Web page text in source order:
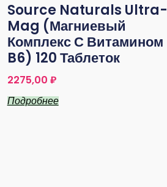
Source Naturals Ultra-
Mag (Магниевый
Комплекс С Витамином
B6) 120 Таблеток
2275,00 ₽
Подробнее